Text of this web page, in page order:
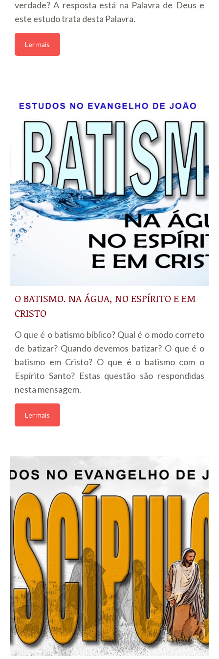
verdade? A resposta está na Palavra de Deus e
este estudo trata desta Palavra.
Ler mais
O BATISMO. NA ÁGUA, NO ESPÍRITO E EM
CRISTO
O que é o batismo bíblico? Qual é o modo correto
de batizar? Quando devemos batizar? O que é o
batismo em Cristo? O que é o batismo com o
Espírito Santo? Estas questão são respondidas
nesta mensagem.
Ler mais